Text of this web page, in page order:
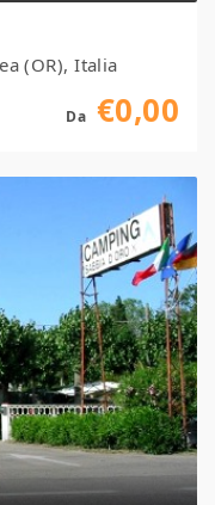
(OR), Italia
Da €0,00